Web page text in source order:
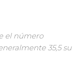
el número
35,5 su